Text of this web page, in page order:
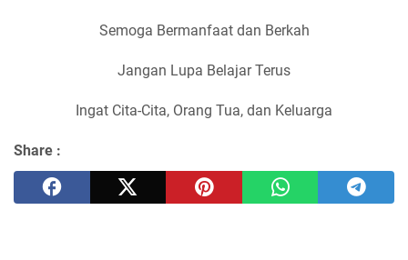
Semoga Bermanfaat dan Berkah
Jangan Lupa Belajar Terus
Ingat Cita-Cita, Orang Tua, dan Keluarga
Share :